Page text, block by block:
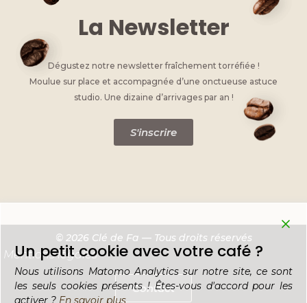
La Newsletter
Dégustez notre newsletter fraîchement torréfiée !
Moulue sur place et accompagnée d’une onctueuse astuce
studio. Une dizaine d’arrivages par an !
S'inscrire
© 2026 Clé de Fa — Tous droits réservés
Mentions légales
Contact
Un petit cookie avec votre café ?
Nous utilisons Matomo Analytics sur notre site, ce sont
les seuls cookies présents ! Êtes-vous d'accord pour les
activer ? En savoir plus